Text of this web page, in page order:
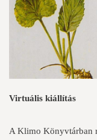
Virtuális kiállítás
A Klimo Könyvtárban